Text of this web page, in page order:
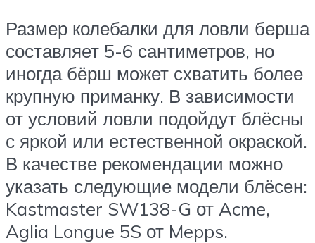
Размер колебалки для ловли берша
составляет 5-6 сантиметров, но
иногда бёрш может схватить более
крупную приманку. В зависимости
от условий ловли подойдут блёсны
с яркой или естественной окраской.
В качестве рекомендации можно
указать следующие модели блёсен:
Kastmaster SW138-G от Acme,
Aglia Longue 5S от Mepps.